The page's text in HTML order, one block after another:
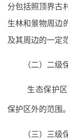
分包括照顶界古
生林和景物周边
及其周边的一定
（二）二级
生态保护
保护区外的范围
（三）三级